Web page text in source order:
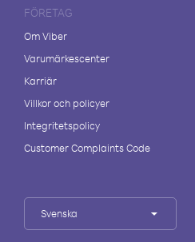
FÖRETAG
Om Viber
Varumärkescenter
Karriär
Villkor och policyer
Integritetspolicy
Customer Complaints Code
Svenska